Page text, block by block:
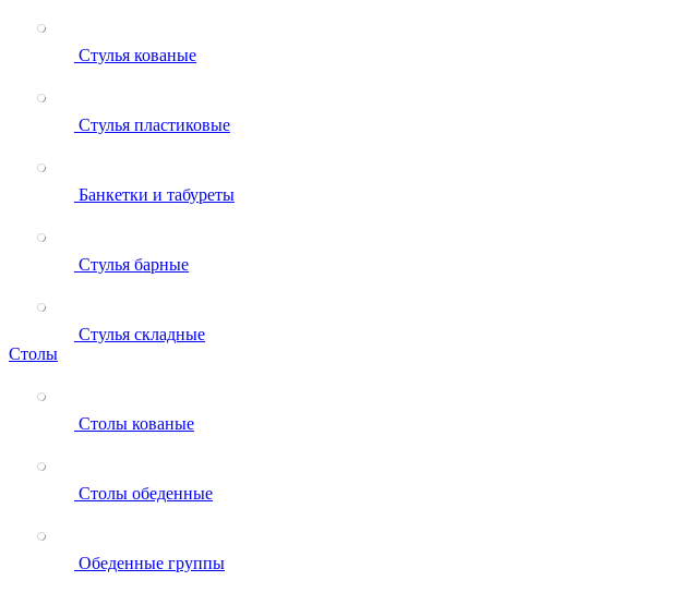
Стулья кованые
Стулья пластиковые
Банкетки и табуреты
Стулья барные
Стулья складные
Столы
Столы кованые
Столы обеденные
Обеденные группы